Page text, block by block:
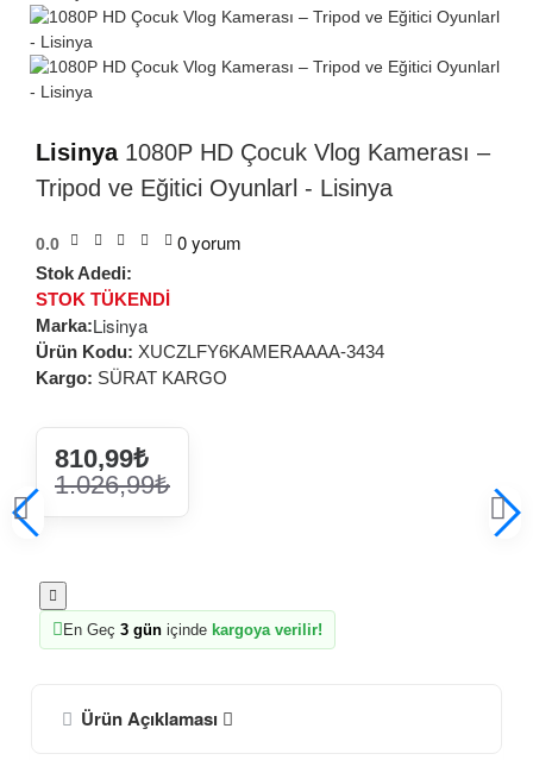
Lisinya1080P HD Çocuk Vlog Kamerası –
Tripod ve Eğitici Oyunlarl - Lisinya
0.0 0 yorum
Stok Adedi:
STOK TÜKENDİ
Marka:Lisinya
Ürün Kodu: XUCZLFY6KAMERAAAA-3434
Kargo: SÜRAT KARGO
810,99₺
1.026,99₺
En Geç 3 gün içinde kargoya verilir!
Ürün Açıklaması